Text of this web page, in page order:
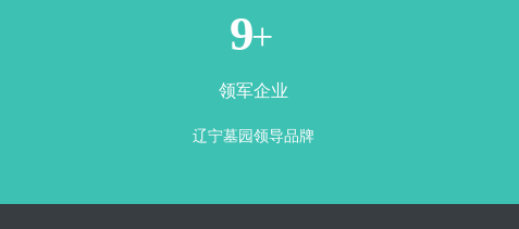
1+
领军企业
辽宁墓园领导品牌